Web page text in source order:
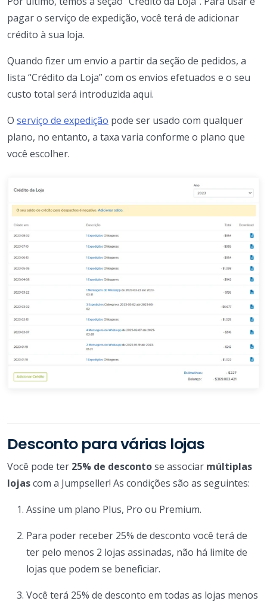
pagar o serviço de expedição, você terá de adicionar
crédito à sua loja.
Quando fizer um envio a partir da seção de pedidos, a
lista “Crédito da Loja” com os envios efetuados e o seu
custo total será introduzida aqui.
O serviço de expedição pode ser usado com qualquer
plano, no entanto, a taxa varia conforme o plano que
você escolher.
Desconto para várias lojas
Você pode ter 25% de descontose associar múltiplas
lojascom a Jumpseller! As condições são as seguintes:
Assine um plano Plus, Pro ou Premium.
Para poder receber 25% de desconto você terá de
ter pelo menos 2 lojas assinadas, não há limite de
lojas que podem se beneficiar.
Você terá 25% de desconto em todas as lojas menos